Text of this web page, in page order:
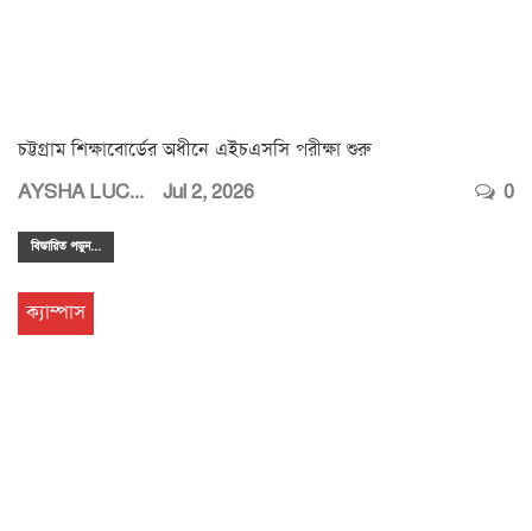
চট্টগ্রাম শিক্ষাবোর্ডের অধীনে এইচএসসি পরীক্ষা শুরু
AYSHA LUCKY Jul 2, 2026 0
বিস্তারিত পডুন...
ক্যাম্পাস